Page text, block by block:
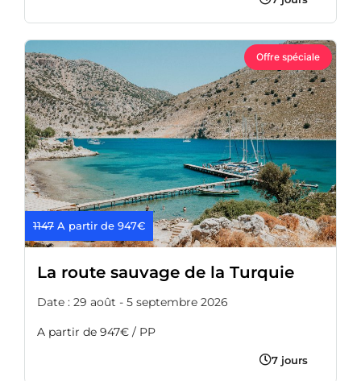
Offre spéciale
1147 A partir de 947€
La route sauvage de la Turquie
Date : 29 août - 5 septembre 2026
A partir de 947€ / PP
7 jours